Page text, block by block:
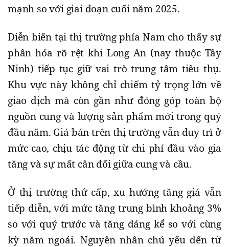
mạnh so với giai đoạn cuối năm 2025.
Diễn biến tại thị trường phía Nam cho thấy sự
phân hóa rõ rệt khi Long An (nay thuộc Tây
Ninh) tiếp tục giữ vai trò trung tâm tiêu thụ.
Khu vực này không chỉ chiếm tỷ trọng lớn về
giao dịch mà còn gần như đóng góp toàn bộ
nguồn cung và lượng sản phẩm mới trong quý
đầu năm. Giá bán trên thị trường vẫn duy trì ở
mức cao, chịu tác động từ chi phí đầu vào gia
tăng và sự mất cân đối giữa cung và cầu.
Ở thị trường thứ cấp, xu hướng tăng giá vẫn
tiếp diễn, với mức tăng trung bình khoảng 3%
so với quý trước và tăng đáng kể so với cùng
kỳ năm ngoái. Nguyên nhân chủ yếu đến từ